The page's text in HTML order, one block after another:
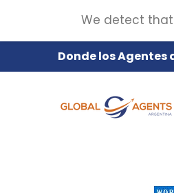
Donde los Agentes
We detect that